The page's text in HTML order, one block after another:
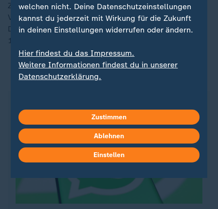
Zverev und Lys nutzen die Veranstaltung als
Vorbereitung auf die Australian Open in Melbourne.
Das erste Grand-Slam-Turnier der Saison beginnt am
18. Januar.
ZDFsportstudio auf WhatsApp
welchen nicht. Deine Datenschutzeinstellungen
kannst du jederzeit mit Wirkung für die Zukunft
in deinen Einstellungen widerrufen oder ändern.
Hier findest du das Impressum.
Weitere Informationen findest du in unserer
Datenschutzerklärung.
Zustimmen
Ablehnen
Einstellen